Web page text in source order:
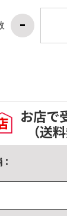
お店で
（送